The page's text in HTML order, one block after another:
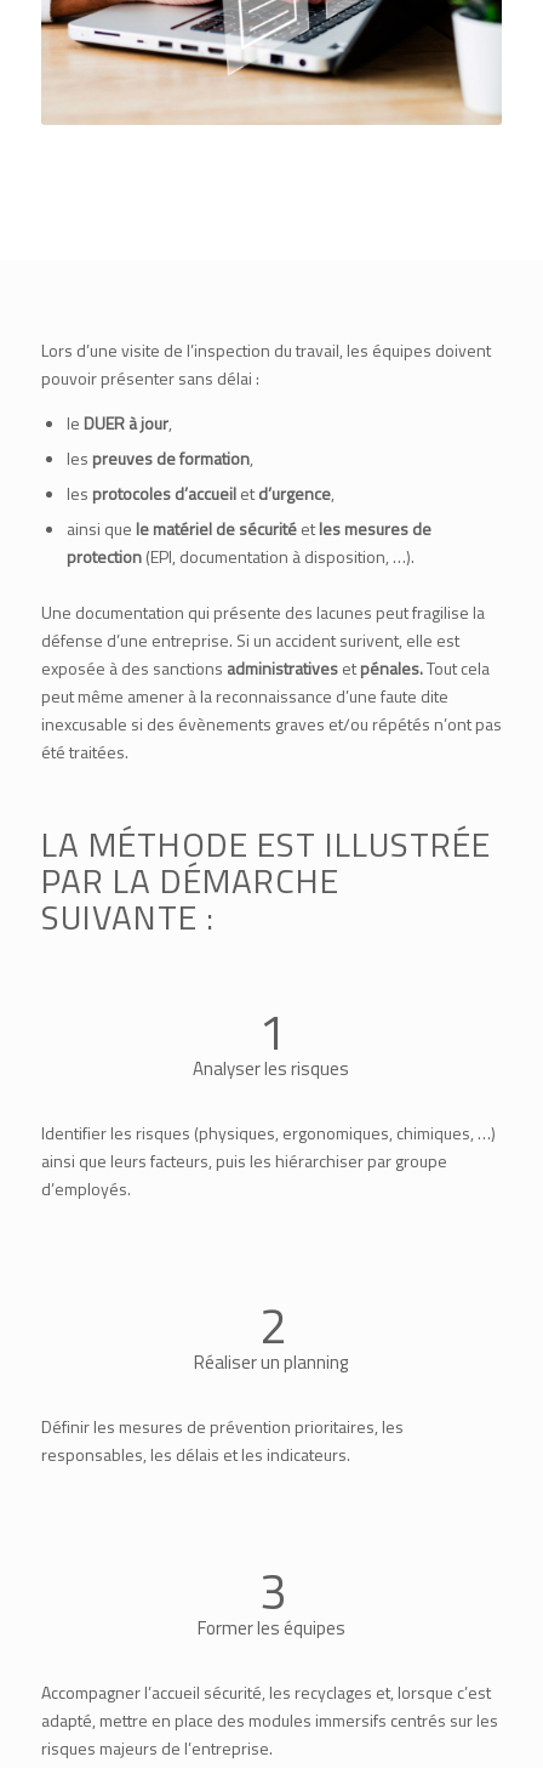
Lors d’une visite de l’inspection du travail, les équipes doivent
pouvoir présenter sans délai :
le DUER à jour,
les preuves de formation,
les protocoles d’accueiletd’urgence,
ainsi que le matériel de sécuritéetles mesures de
protection(EPI, documentation à disposition, …).
Une documentation qui présente des lacunes peut fragilise la
défense d’une entreprise. Si un accident surivent, elle est
exposée à des sanctions administrativesetpénales.Tout cela
peut même amener à la reconnaissance d’une faute dite
inexcusable si des évènements graves et/ou répétés n’ont pas
été traitées.
LA MÉTHODE EST ILLUSTRÉE
PAR LA DÉMARCHE
SUIVANTE :
1
Analyser les risques
Identifier les risques (physiques, ergonomiques, chimiques, …)
ainsi que leurs facteurs, puis les hiérarchiser par groupe
d’employés.
2
Réaliser un planning
Définir les mesures de prévention prioritaires, les
responsables, les délais et les indicateurs.
3
Former les équipes
Accompagner l’accueil sécurité, les recyclages et, lorsque c’est
adapté, mettre en place des modules immersifs centrés sur les
risques majeurs de l’entreprise.